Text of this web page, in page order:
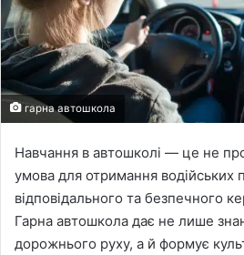
гарна автошкола
Навчання в автошколі — це не
умова для отримання водійських
відповідального та безпечного
Гарна автошкола дає не лише
дорожнього руху, а й формує